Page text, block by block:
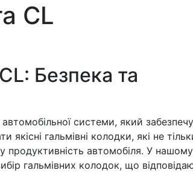
CL
Безпека та
системи, який
гальмівні колодки, які не
продуктивність автомобіля. У нашому
гальмівних колодок, що